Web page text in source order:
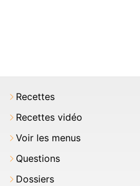
Recettes
Recettes vidéo
Voir les menus
Questions
Dossiers